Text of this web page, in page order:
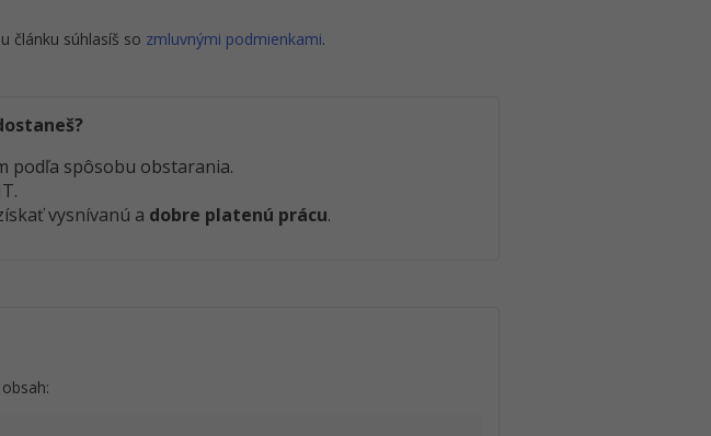
článku súhlasíš so zmluvnými podmienkami.
podľa spôsobu obstarania.
vysnívanú a dobre platenú prácu.